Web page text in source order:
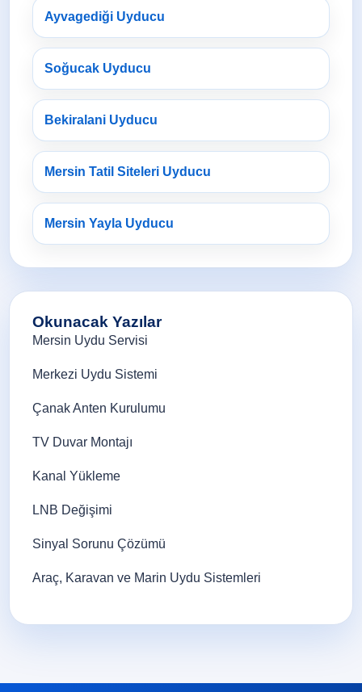
Ayvagediği Uyducu
Soğucak Uyducu
Bekiralani Uyducu
Mersin Tatil Siteleri Uyducu
Mersin Yayla Uyducu
Okunacak Yazılar
Mersin Uydu Servisi
Merkezi Uydu Sistemi
Çanak Anten Kurulumu
TV Duvar Montajı
Kanal Yükleme
LNB Değişimi
Sinyal Sorunu Çözümü
Araç, Karavan ve Marin Uydu Sistemleri